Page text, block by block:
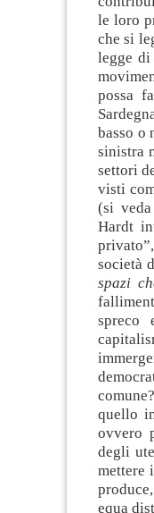
le loro
che si
legge
possa
basso o
sinistra
settori
visti
(si
Hardt
società
spazi
spreco
quello
ovvero
degli
mettere
equa